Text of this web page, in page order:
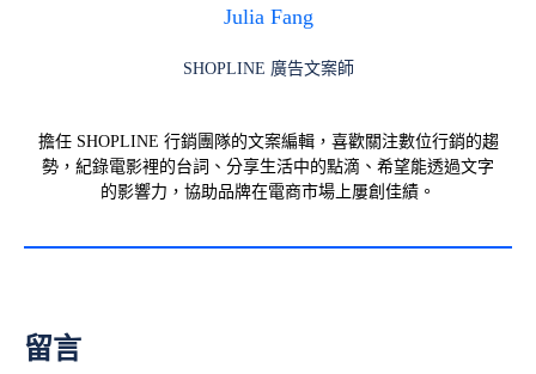
Julia Fang
SHOPLINE 廣告文案師
擔任 SHOPLINE 行銷團隊的文案編輯，喜歡關注數位行銷的趨
勢，紀錄電影裡的台詞、分享生活中的點滴、希望能透過文字
的影響力，協助品牌在電商市場上屢創佳績。
留言